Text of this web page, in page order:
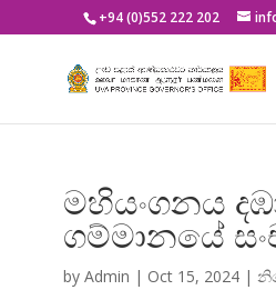
+94 (0)552 222 202
මහියංගනය
ගම්මානයේ
by Admin | Oct 15, 2024|